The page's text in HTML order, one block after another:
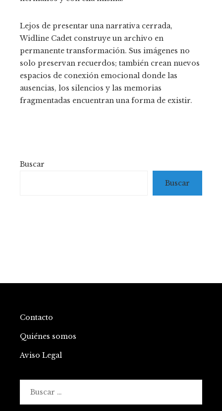
Lejos de presentar una narrativa cerrada,
Widline Cadet construye un archivo en
permanente transformación. Sus imágenes no
solo preservan recuerdos; también crean nuevos
espacios de conexión emocional donde las
ausencias, los silencios y las memorias
fragmentadas encuentran una forma de existir.
Buscar
Buscar
Contacto
Quiénes somos
Aviso Legal